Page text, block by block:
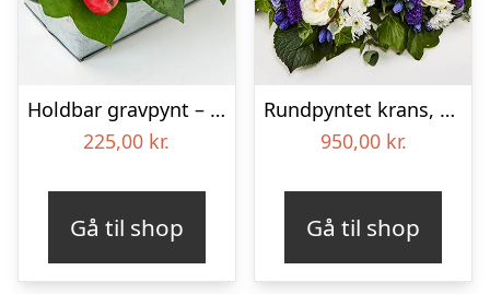
Holdbar gravpynt – Blomster til begravelse
225,00 kr.
Gå til shop
Rundpyntet krans, blå og hvid – Blomster til begravelse
950,00 kr.
Gå til shop